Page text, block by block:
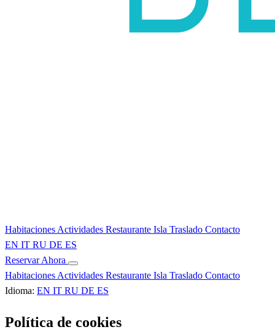
Habitaciones Actividades Restaurante Isla Traslado Contacto
EN IT RU DE ES
Reservar Ahora
Habitaciones Actividades Restaurante Isla Traslado Contacto
Idioma: EN IT RU DE ES
Política de cookies